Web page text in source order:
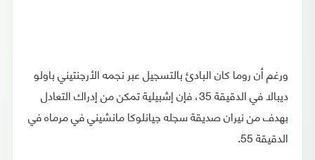
ورغم أن روما كان البادئ بالتسجيل عبر نجمه الأرجنتيني باولو
ديبالا في الدقيقة 35، فإن إشبيلية تمكن من إدراك التعادل
بهدف من نيران صديقة سجله جيانلوكا مانشيني في مرماه في
الدقيقة 55.